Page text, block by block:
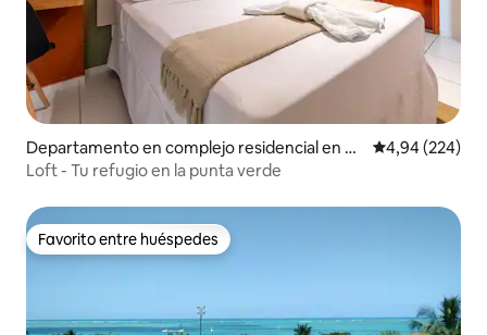
Departamento en complejo residencial en Po
nta Verde
Calificación
4,94 (224)
Loft - Tu refugio en la punta verde
Favorito entre huéspedes
Favorito entre huéspedes